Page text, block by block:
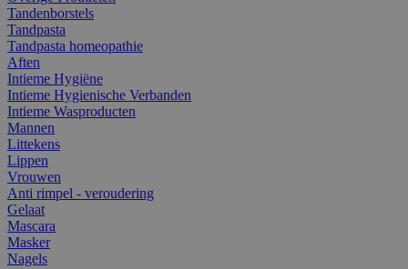
Tandenborstels
Tandpasta
Tandpasta homeopathie
Aften
Intieme Hygiëne
Intieme Hygienische Verbanden
Intieme Wasproducten
Mannen
Littekens
Lippen
Vrouwen
Anti rimpel - veroudering
Gelaat
Mascara
Masker
Nagels